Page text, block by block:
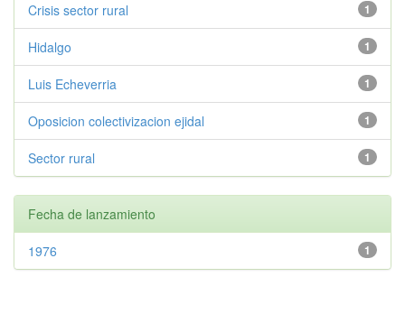
1
Crisis sector rural
1
Hidalgo
1
Luis Echeverria
1
Oposicion colectivizacion ejidal
1
Sector rural
Fecha de lanzamiento
1
1976